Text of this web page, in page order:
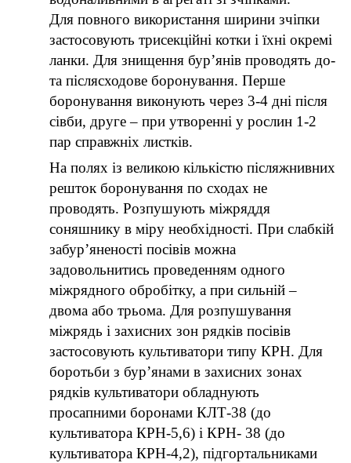
Для повного використання ширини зчіпки
застосовують трисекційні котки і їхні окремі
ланки. Для знищення бур’янів проводять до-
та післясходове боронування. Перше
боронування виконують через 3-4 дні після
сівби, друге – при утворенні у рослин 1-2
пар справжніх листків.
На полях із великою кількістю післяжнивних
решток боронування по сходах не
проводять. Розпушують міжряддя
соняшнику в міру необхідності. При слабкій
забур’яненості посівів можна
задовольнитись проведенням одного
міжрядного обробітку, а при сильній –
двома або трьома. Для розпушування
міжрядь і захисних зон рядків посівів
застосовують культиватори типу КРН. Для
боротьби з бур’янами в захисних зонах
рядків культиватори обладнують
просапними боронами КЛТ-38 (до
культиватора КРН-5,6) і КРН- 38 (до
культиватора КРН-4,2), підгортальниками